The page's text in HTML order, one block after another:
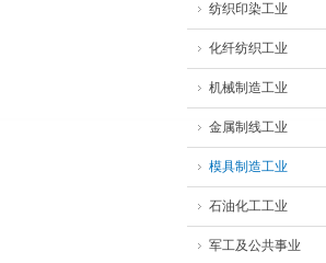
纺织印染工业
化纤纺织工业
机械制造工业
金属制线工业
模具制造工业
石油化工工业
军工及公共事业